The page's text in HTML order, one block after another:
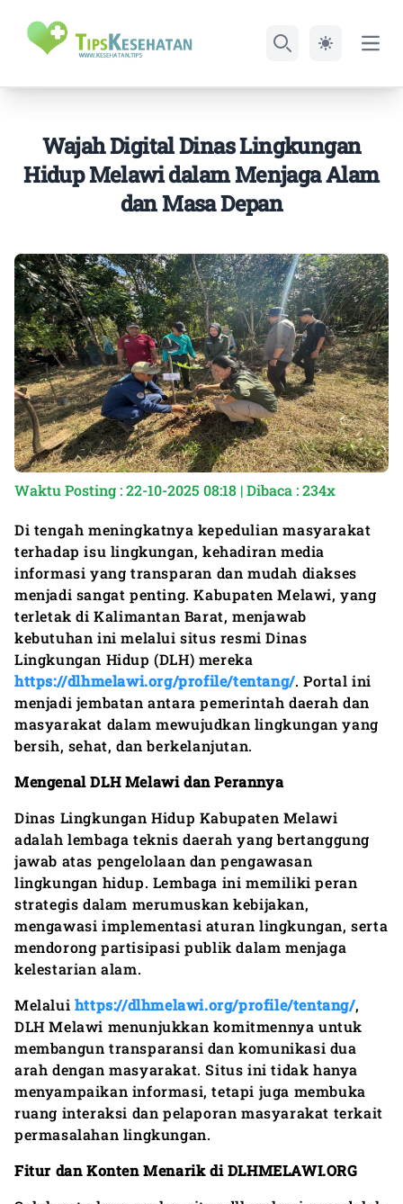
Wajah Digital Dinas Lingkungan
Hidup Melawi dalam Menjaga Alam
dan Masa Depan
Waktu Posting : 22-10-2025 08:18 | Dibaca : 234x
Di tengah meningkatnya kepedulian masyarakat
terhadap isu lingkungan, kehadiran media
informasi yang transparan dan mudah diakses
menjadi sangat penting. Kabupaten Melawi, yang
terletak di Kalimantan Barat, menjawab
kebutuhan ini melalui situs resmi Dinas
Lingkungan Hidup (DLH) mereka
https://dlhmelawi.org/profile/tentang/. Portal ini
menjadi jembatan antara pemerintah daerah dan
masyarakat dalam mewujudkan lingkungan yang
bersih, sehat, dan berkelanjutan.
Mengenal DLH Melawi dan Perannya
Dinas Lingkungan Hidup Kabupaten Melawi
adalah lembaga teknis daerah yang bertanggung
jawab atas pengelolaan dan pengawasan
lingkungan hidup. Lembaga ini memiliki peran
strategis dalam merumuskan kebijakan,
mengawasi implementasi aturan lingkungan, serta
mendorong partisipasi publik dalam menjaga
kelestarian alam.
Melalui https://dlhmelawi.org/profile/tentang/,
DLH Melawi menunjukkan komitmennya untuk
membangun transparansi dan komunikasi dua
arah dengan masyarakat. Situs ini tidak hanya
menyampaikan informasi, tetapi juga membuka
ruang interaksi dan pelaporan masyarakat terkait
permasalahan lingkungan.
Fitur dan Konten Menarik di DLHMELAWI.ORG